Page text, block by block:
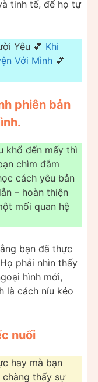
tinh tế, để họ tự
Yêu 💕 Khi
Với Mình 💕
phiên bản
khổ đến mấy thì
chìm đắm
cách yêu bản
– hoàn thiện
mối quan hệ
bạn đã thực
phải nhìn thấy
hình mới,
là cách níu kéo
nuối
hay mà bạn
thấy sự